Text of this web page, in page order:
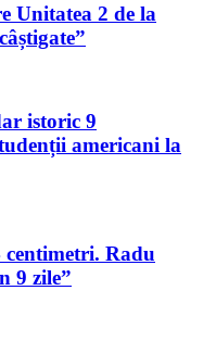
Unitatea 2 de la
istoric 9
americani la
Radu
9 zile”